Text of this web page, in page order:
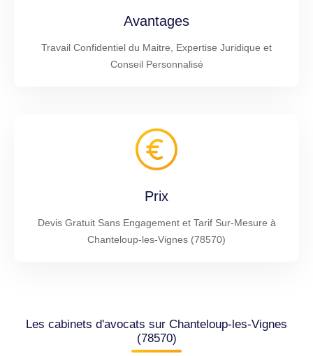
Avantages
Travail Confidentiel du Maitre, Expertise Juridique et
Conseil Personnalisé
Prix
Devis Gratuit Sans Engagement et Tarif Sur-Mesure à
Chanteloup-les-Vignes (78570)
Les cabinets d'avocats sur Chanteloup-les-Vignes
(78570)